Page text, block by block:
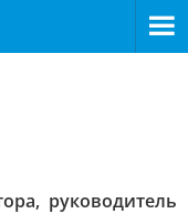
руководитель